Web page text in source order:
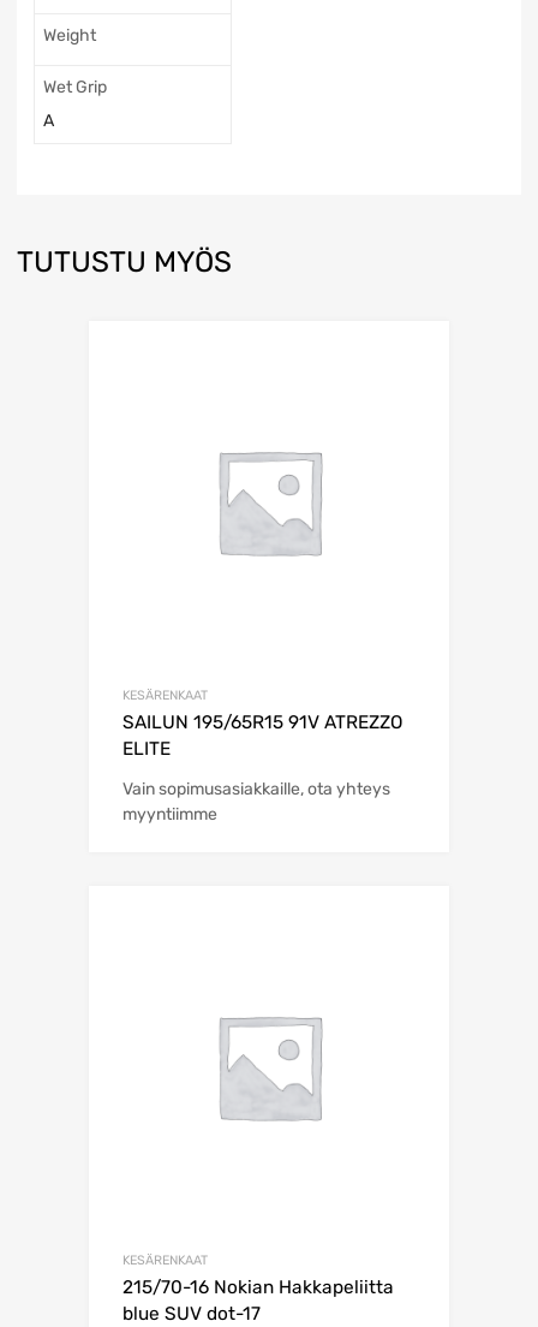
Weight
Wet Grip
A
TUTUSTU MYÖS
KESÄRENKAAT
SAILUN 195/65R15 91V ATREZZO
ELITE
Vain sopimusasiakkaille, ota yhteys
myyntiimme
KESÄRENKAAT
215/70-16 Nokian Hakkapeliitta
blue SUV dot-17